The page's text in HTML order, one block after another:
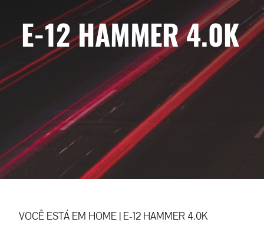
E-12 HAMMER 4.0K
VOCÊ ESTÁ EM HOME | E-12 HAMMER 4.0K